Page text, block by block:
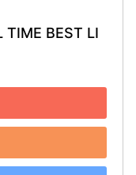
TIME BEST LI